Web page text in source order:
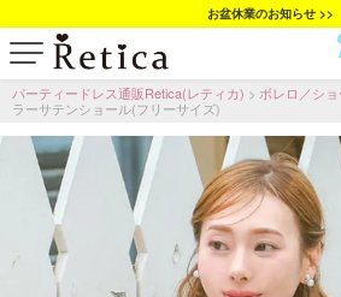
お盆休業のお知らせ >>
パーティードレス通販Retica(レティカ) ボレロ／シ
ラーサテンショール(フリーサイズ)